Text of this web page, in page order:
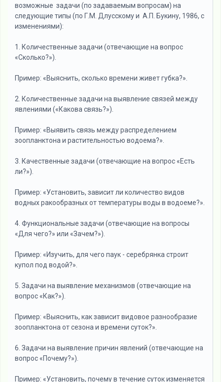
возможные задачи (по задаваемым вопросам) на
следующие типы (по Г.М. Длусскому и А.П. Букину, 1986, с
изменениями):
1. Количественные задачи (отвечающие на вопрос
«Сколько?»).
Пример: «Выяснить, сколько времени живет губка?».
2. Количественные задачи на выявление связей между
явлениями («Какова связь?»).
Пример: «Выявить связь между распределением
зоопланктона и растительностью водоема?».
3. Качественные задачи (отвечающие на вопрос «Есть
ли?»).
Пример: «Установить, зависит ли количество видов
водных ракообразных от температуры воды в водоеме?».
4. Функциональные задачи (отвечающие на вопросы
«Для чего?» или «Зачем?»).
Пример: «Изучить, для чего паук - серебрянка строит
купол под водой?».
5. Задачи на выявление механизмов (отвечающие на
вопрос «Как?»).
Пример: «Выяснить, как зависит видовое разнообразие
зоопланктона от сезона и времени суток?».
6. Задачи на выявление причин явлений (отвечающие на
вопрос «Почему?»).
Пример: «Установить, почему в течение суток изменяется